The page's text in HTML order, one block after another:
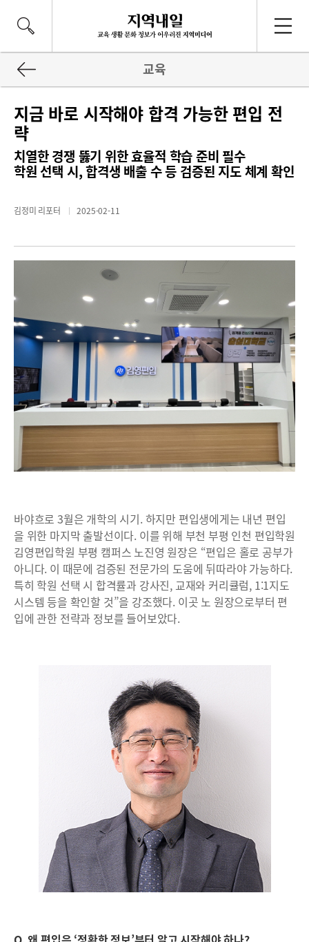
교육
지금 바로 시작해야 합격 가능한 편입 전
략
치열한 경쟁 뚫기 위한 효율적 학습 준비 필수
학원 선택 시, 합격생 배출 수 등 검증된 지도 체계 확인
김정미 리포터 2025-02-11
바야흐로 3월은 개학의 시기. 하지만 편입생에게는 내년 편입
을 위한 마지막 출발선이다. 이를 위해 부천 부평 인천 편입학원
김영편입학원 부평 캠퍼스 노진영 원장은 “편입은 홀로 공부가
아니다. 이 때문에 검증된 전문가의 도움에 뒤따라야 가능하다.
특히 학원 선택 시 합격률과 강사진, 교재와 커리큘럼, 1:1지도
시스템 등을 확인할 것”을 강조했다. 이곳 노 원장으로부터 편
입에 관한 전략과 정보를 들어보았다.